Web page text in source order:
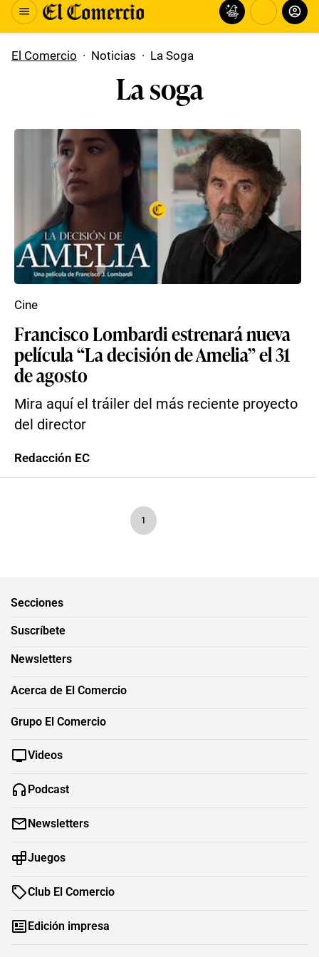
El Comercio · Noticias · La Soga
La soga
Francisco Lombardi estrenará nueva
película “La decisión de Amelia” el 31
de agosto
Mira aquí el tráiler del más reciente proyecto
del director
Cine
Redacción EC
1
Secciones
Suscríbete
Newsletters
Acerca de El Comercio
Grupo El Comercio
Videos
Podcast
Newsletters
Juegos
Club El Comercio
Edición impresa